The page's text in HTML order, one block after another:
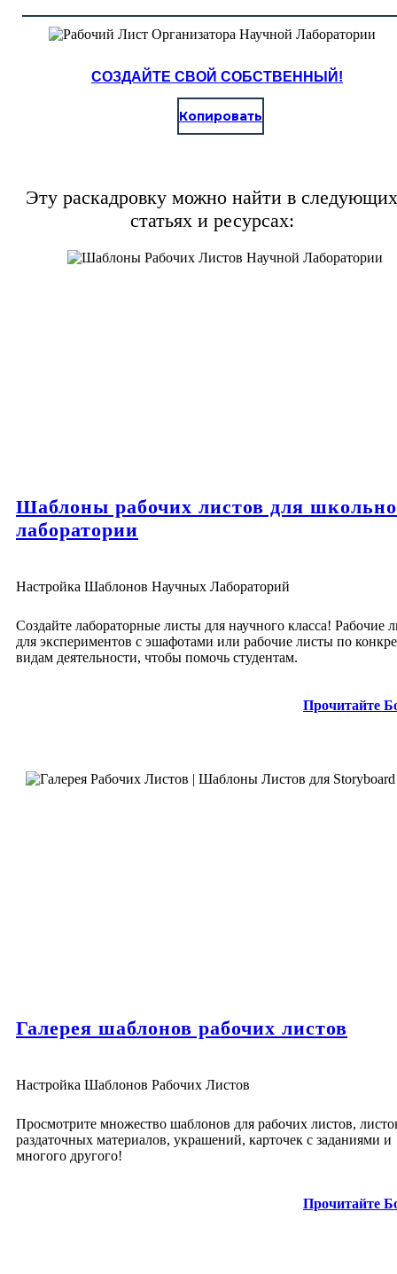
СОЗДАЙТЕ СВОЙ СОБСТВЕННЫЙ!
Копировать
Эту раскадровку можно найти в следующих
статьях и ресурсах:
Шаблоны рабочих листов для
лаборатории
Настройка Шаблонов Научных Лабораторий
Создайте лабораторные листы для научного класса! Рабочие
для экспериментов с эшафотами или рабочие листы по
видам деятельности, чтобы помочь студентам.
Прочитайте
Галерея шаблонов рабочих листов
Настройка Шаблонов Рабочих Листов
Просмотрите множество шаблонов для рабочих листов,
раздаточных материалов, украшений, карточек с заданиями и
многого другого!
Прочитайте